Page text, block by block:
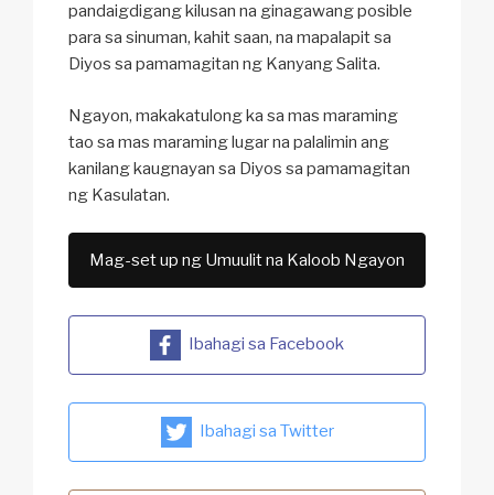
pandaigdigang kilusan na ginagawang posible
para sa sinuman, kahit saan, na mapalapit sa
Diyos sa pamamagitan ng Kanyang Salita.
Ngayon, makakatulong ka sa mas maraming
tao sa mas maraming lugar na palalimin ang
kanilang kaugnayan sa Diyos sa pamamagitan
ng Kasulatan.
Mag-set up ng Umuulit na Kaloob Ngayon
Ibahagi sa Facebook
Ibahagi sa Twitter